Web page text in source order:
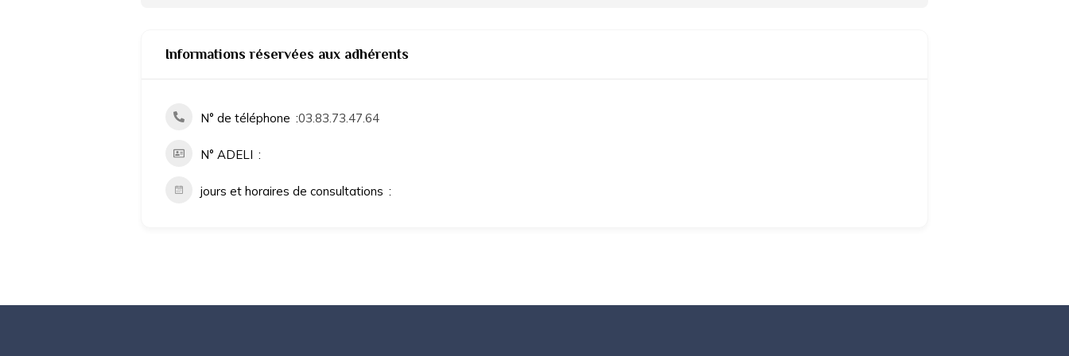
Informations réservées aux adhérents
N° de téléphone 03.83.73.47.64
N° ADELI
jours et horaires de consultations